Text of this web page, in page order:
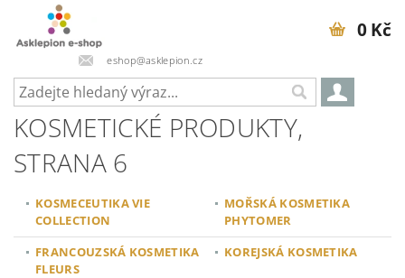
eshop@asklepion.cz
0 Kč
KOSMETICKÉ PRODUKTY,
STRANA 6
KOSMECEUTIKA VIE
COLLECTION
MOŘSKÁ KOSMETIKA
PHYTOMER
FRANCOUZSKÁ KOSMETIKA
FLEURS
KOREJSKÁ KOSMETIKA